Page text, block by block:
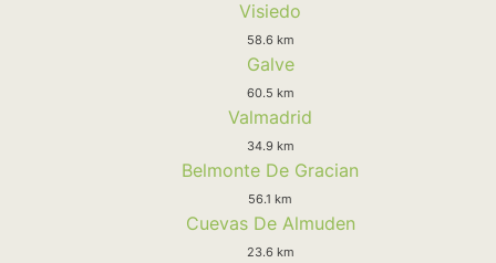
Visiedo
58.6 km
Galve
60.5 km
Valmadrid
34.9 km
Belmonte De Gracian
56.1 km
Cuevas De Almuden
23.6 km